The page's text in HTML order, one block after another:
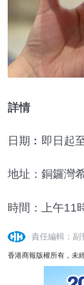
詳情
日期︰即日起
地址：銅鑼灣
時間：上午11
責任編輯：副
香港商報版權所有，未